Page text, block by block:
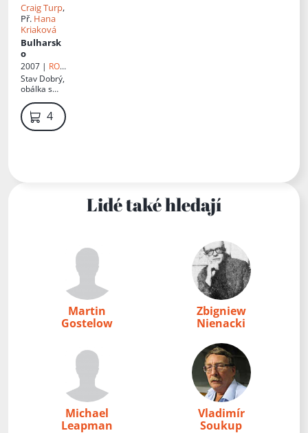
Craig Turp,
Př. Hana
Kriaková
Bulharsk
o
2007 | RO-
TO-M
Stav Dobrý,
obálka s
49 Kč
Lidé také hledají
Martin
Gostelow
Zbigniew
Nienacki
Michael
Leapman
Vladimír
Soukup